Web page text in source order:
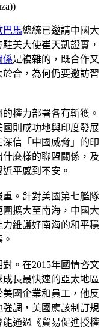
巴馬總統已邀請中國大
美大使崔天凱證實，
係是複雜的，既合作又
合，為何仍要邀訪習
權力部署各有斬獲。
國則成功地與印度發展
信「中國威脅」的印
麼樣的聯盟關係，及
平感到不安。
。針對美國第七艦隊
擴大至南海，中國大
維護好南海的和平穩
。在2015年國情咨文
長最快速的亞太地區
國企業和員工，他反
調，美國應該制訂規
通過《貿易促進授權